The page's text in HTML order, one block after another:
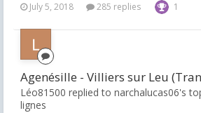
July 5, 2018 285 replies 1
Agenésille - Villiers sur Leu
Léo81500 replied to narchalucas06's
lignes